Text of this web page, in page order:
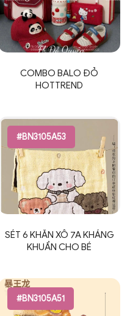
COMBO BALO ĐỎ
HOTTREND
#BN3105A53
SÉT 6 KHĂN XÔ 7A KHÁNG
KHUẨN CHO BÉ
#BN3105A51